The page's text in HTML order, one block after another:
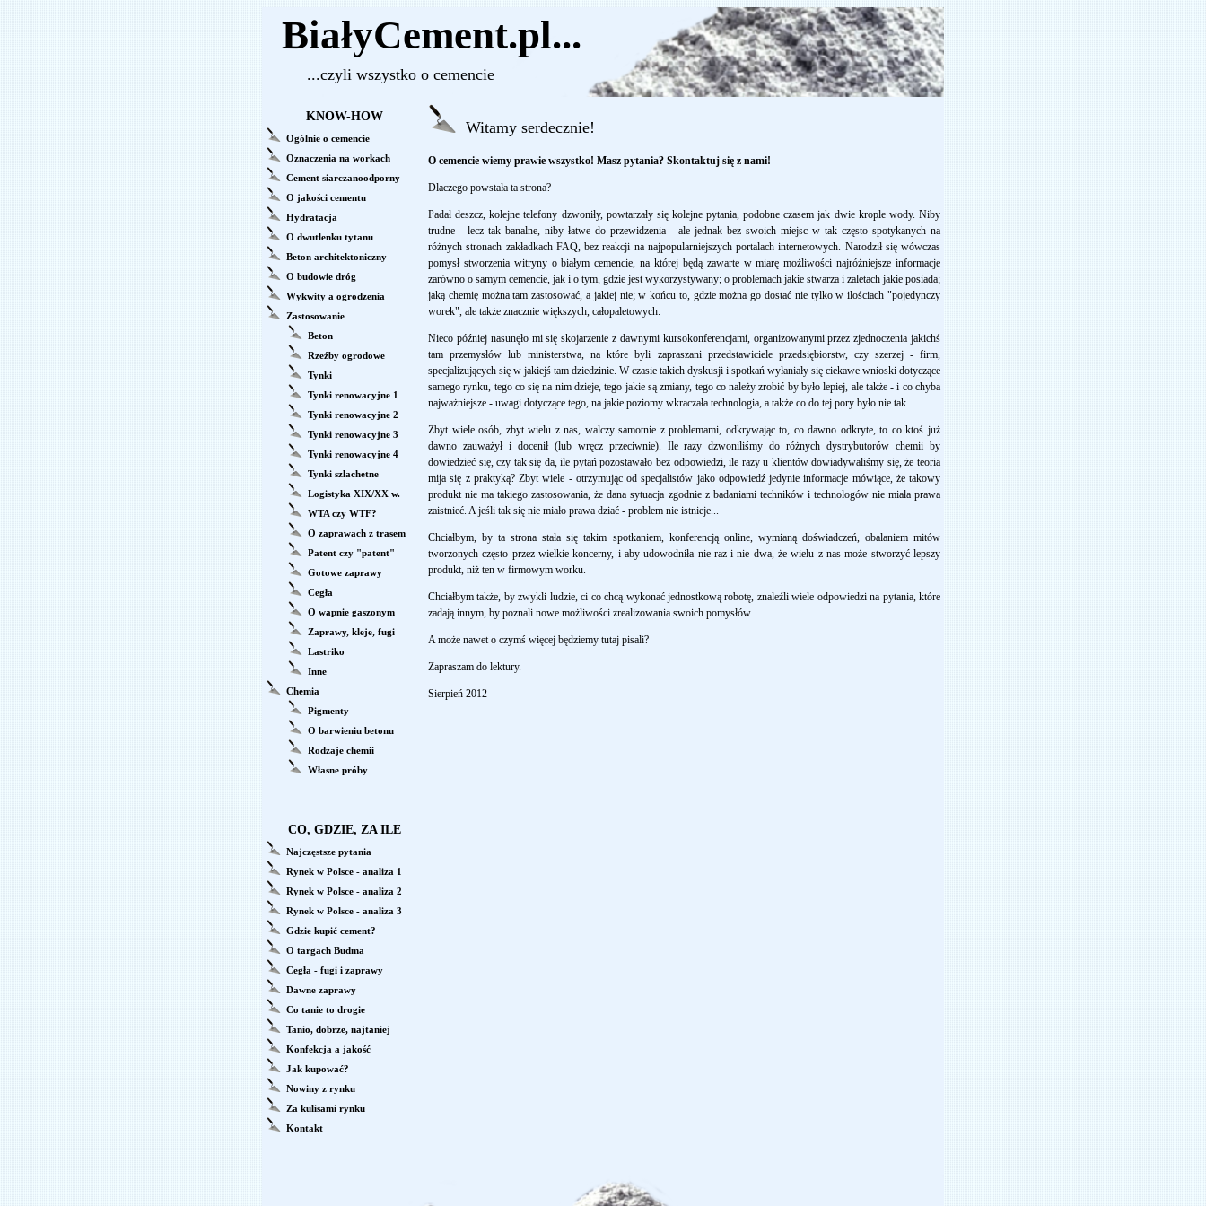
BiałyCement.pl...
...czyli wszystko o cemencie
KNOW-HOW
Ogólnie o cemencie
Oznaczenia na workach
Cement siarczanoodporny
O jakości cementu
Hydratacja
O dwutlenku tytanu
Beton architektoniczny
O budowie dróg
Wykwity a ogrodzenia
Zastosowanie
Beton
Rzeźby ogrodowe
Tynki
Tynki renowacyjne 1
Tynki renowacyjne 2
Tynki renowacyjne 3
Tynki renowacyjne 4
Tynki szlachetne
Logistyka XIX/XX w.
WTA czy WTF?
O zaprawach z trasem
Patent czy "patent"
Gotowe zaprawy
Cegła
O wapnie gaszonym
Zaprawy, kleje, fugi
Lastriko
Inne
Chemia
Pigmenty
O barwieniu betonu
Rodzaje chemii
Własne próby
CO, GDZIE, ZA ILE
Najczęstsze pytania
Rynek w Polsce - analiza 1
Rynek w Polsce - analiza 2
Rynek w Polsce - analiza 3
Gdzie kupić cement?
O targach Budma
Cegła - fugi i zaprawy
Dawne zaprawy
Co tanie to drogie
Tanio, dobrze, najtaniej
Konfekcja a jakość
Jak kupować?
Nowiny z rynku
Za kulisami rynku
Kontakt
Witamy serdecznie!
O cemencie wiemy prawie wszystko! Masz pytania? Skontaktuj się z nami!
Dlaczego powstała ta strona?
Padał deszcz, kolejne telefony dzwoniły, powtarzały się kolejne pytania, podobne czasem jak dwie krople wody. Niby
trudne - lecz tak banalne, niby łatwe do przewidzenia - ale jednak bez swoich miejsc w tak często spotykanych na
różnych stronach zakładkach FAQ, bez reakcji na najpopularniejszych portalach internetowych. Narodził się wówczas
pomysł stworzenia witryny o białym cemencie, na której będą zawarte w miarę możliwości najróżniejsze informacje
zarówno o samym cemencie, jak i o tym, gdzie jest wykorzystywany; o problemach jakie stwarza i zaletach jakie posiada;
jaką chemię można tam zastosować, a jakiej nie; w końcu to, gdzie można go dostać nie tylko w ilościach "pojedynczy
worek", ale także znacznie większych, całopaletowych.
Nieco później nasunęło mi się skojarzenie z dawnymi kursokonferencjami, organizowanymi przez zjednoczenia jakichś
tam przemysłów lub ministerstwa, na które byli zapraszani przedstawiciele przedsiębiorstw, czy szerzej - firm,
specjalizujących się w jakiejś tam dziedzinie. W czasie takich dyskusji i spotkań wyłaniały się ciekawe wnioski dotyczące
samego rynku, tego co się na nim dzieje, tego jakie są zmiany, tego co należy zrobić by było lepiej, ale także - i co chyba
najważniejsze - uwagi dotyczące tego, na jakie poziomy wkraczała technologia, a także co do tej pory było nie tak.
Zbyt wiele osób, zbyt wielu z nas, walczy samotnie z problemami, odkrywając to, co dawno odkryte, to co ktoś już
dawno zauważył i docenił (lub wręcz przeciwnie). Ile razy dzwoniliśmy do różnych dystrybutorów chemii by
dowiedzieć się, czy tak się da, ile pytań pozostawało bez odpowiedzi, ile razy u klientów dowiadywaliśmy się, że teoria
mija się z praktyką? Zbyt wiele - otrzymując od specjalistów jako odpowiedź jedynie informacje mówiące, że takowy
produkt nie ma takiego zastosowania, że dana sytuacja zgodnie z badaniami techników i technologów nie miała prawa
zaistnieć. A jeśli tak się nie miało prawa dziać - problem nie istnieje...
Chciałbym, by ta strona stała się takim spotkaniem, konferencją online, wymianą doświadczeń, obalaniem mitów
tworzonych często przez wielkie koncerny, i aby udowodniła nie raz i nie dwa, że wielu z nas może stworzyć lepszy
produkt, niż ten w firmowym worku.
Chciałbym także, by zwykli ludzie, ci co chcą wykonać jednostkową robotę, znaleźli wiele odpowiedzi na pytania, które
zadają innym, by poznali nowe możliwości zrealizowania swoich pomysłów.
A może nawet o czymś więcej będziemy tutaj pisali?
Zapraszam do lektury.
Sierpień 2012